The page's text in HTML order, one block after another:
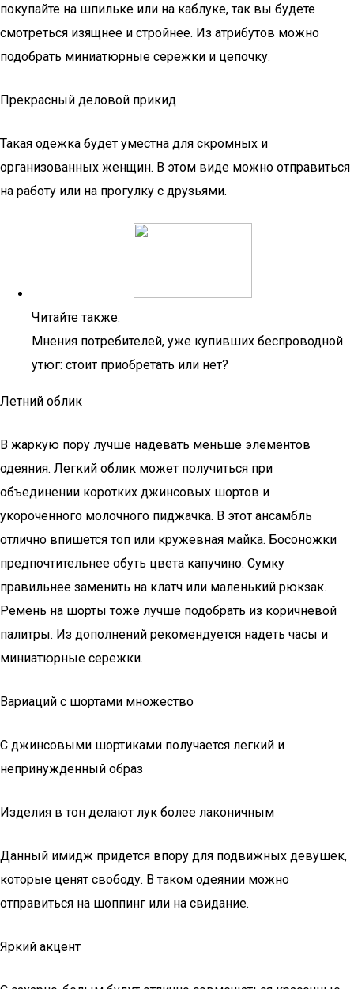
покупайте на шпильке или на каблуке, так вы будете
смотреться изящнее и стройнее. Из атрибутов можно
подобрать миниатюрные сережки и цепочку.
Прекрасный деловой прикид
Такая одежка будет уместна для скромных и
организованных женщин. В этом виде можно отправиться
на работу или на прогулку с друзьями.
Читайте также:
Мнения потребителей, уже купивших беспроводной
утюг: стоит приобретать или нет?
Летний облик
В жаркую пору лучше надевать меньше элементов
одеяния. Легкий облик может получиться при
объединении коротких джинсовых шортов и
укороченного молочного пиджачка. В этот ансамбль
отлично впишется топ или кружевная майка. Босоножки
предпочтительнее обуть цвета капучино. Сумку
правильнее заменить на клатч или маленький рюкзак.
Ремень на шорты тоже лучше подобрать из коричневой
палитры. Из дополнений рекомендуется надеть часы и
миниатюрные сережки.
Вариаций с шортами множество
С джинсовыми шортиками получается легкий и
непринужденный образ
Изделия в тон делают лук более лаконичным
Данный имидж придется впору для подвижных девушек,
которые ценят свободу. В таком одеянии можно
отправиться на шоппинг или на свидание.
Яркий акцент